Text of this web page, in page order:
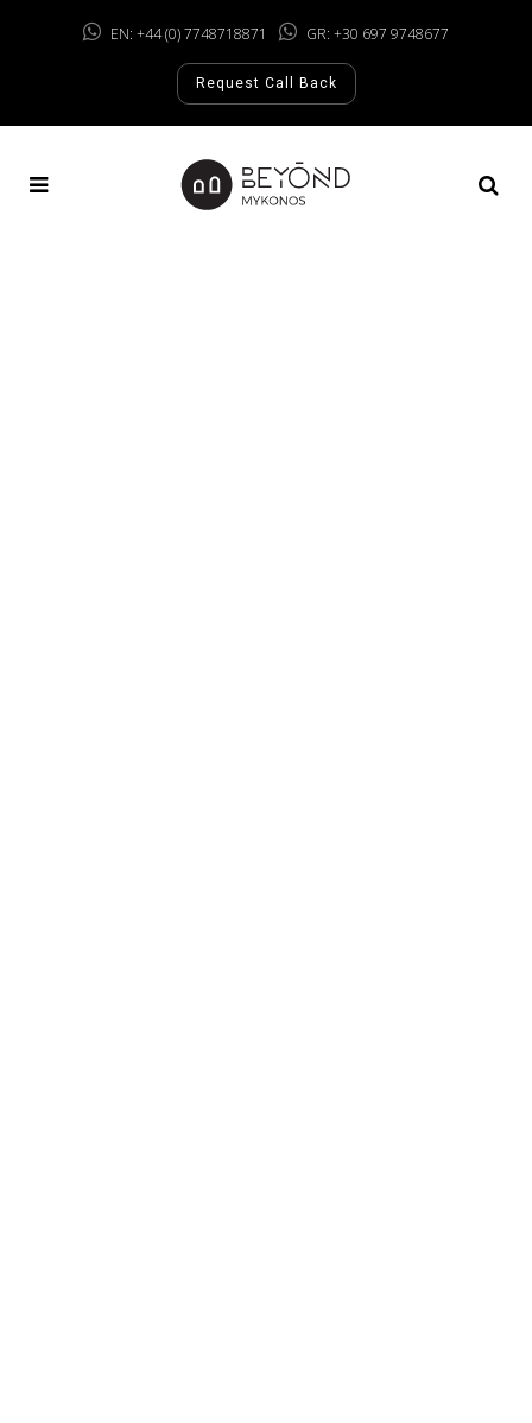
EN: +44 (0) 7748718871 GR: +30 697 9748677
Request Call Back